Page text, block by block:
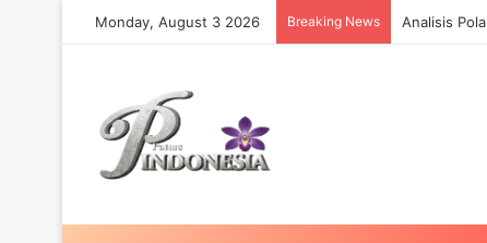
Monday, August 3 2026 Breaking News Analisis